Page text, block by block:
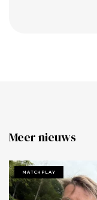
Meer nieuws
MATCHPLAY